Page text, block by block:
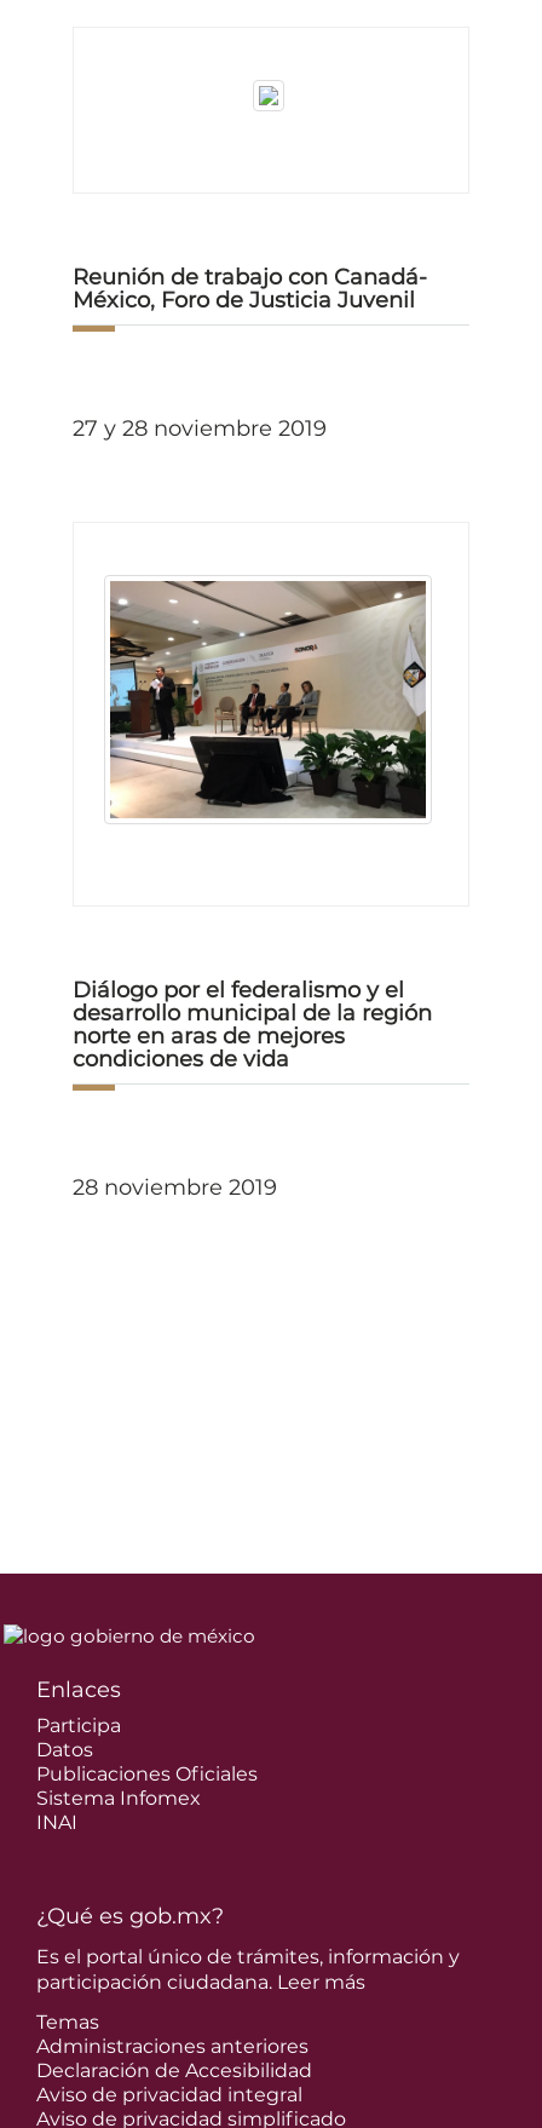
Reunión de trabajo con Canadá-
México, Foro de Justicia Juvenil
27 y 28 noviembre 2019
Diálogo por el federalismo y el
desarrollo municipal de la región
norte en aras de mejores
condiciones de vida
28 noviembre 2019
Enlaces
Participa
Datos
Publicaciones Oficiales
Sistema Infomex
INAI
¿Qué es gob.mx?
Es el portal único de trámites, información y
participación ciudadana. Leer más
Temas
Administraciones anteriores
Declaración de Accesibilidad
Aviso de privacidad integral
Aviso de privacidad simplificado